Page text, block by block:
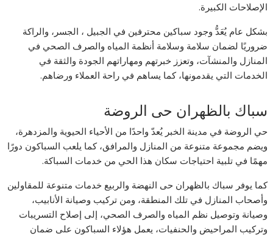
الإصلاحات الكبيرة.
بشكل عام يُعَدُّ وجود سباكين محترفين في الجبيل ، الجسر، والراكة
ضروريًا لضمان سلامة وسلامة أنظمة المياه والصرف الصحي في
المنازل والمنشآت، وتعزز خبرتهم ومهاراتهم الجودة والثقة في
الخدمات التي يقدمونها، كما يساهم في راحة العملاء ورضاهم.
سباك بالظهران حى الروضة
حي الروضة في مدينة الخبر يُعدّ واحدًا من الأحياء الحيوية والمزدهرة،
ويضم مجموعة متنوعة من المنازل والمرافق، كما يلعب السباكون دورًا
مهمًا في تلبية احتياجات سكان هذا الحي من خدمات السباكة.
كما يوفر سباك بالظهران حى النهضة والربيع خدمات متنوعة للمقاولين
وأصحاب المنازل في تلك المنطقة، ومن تركيب وصيانة الأنابيب،
وصيانة وتوصيل نظم المياه والصرف الصحي، إلى إصلاح التسريبات
وتركيب المراحيض والحنفيات، يعمل هؤلاء السباكون على ضمان